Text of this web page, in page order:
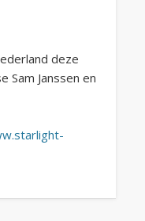
deze
Sam Janssen en